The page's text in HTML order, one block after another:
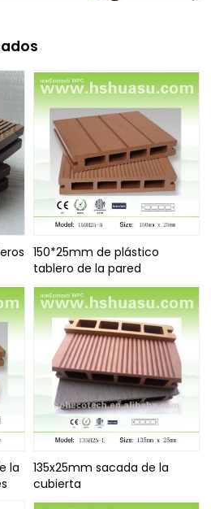
150*25mm de plástico
tablero de la pared
la
135x25mm sacada de la
cubierta